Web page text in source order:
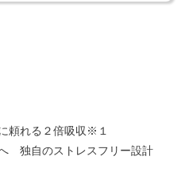
頼れる２倍吸収※１
独自のストレスフリー設計